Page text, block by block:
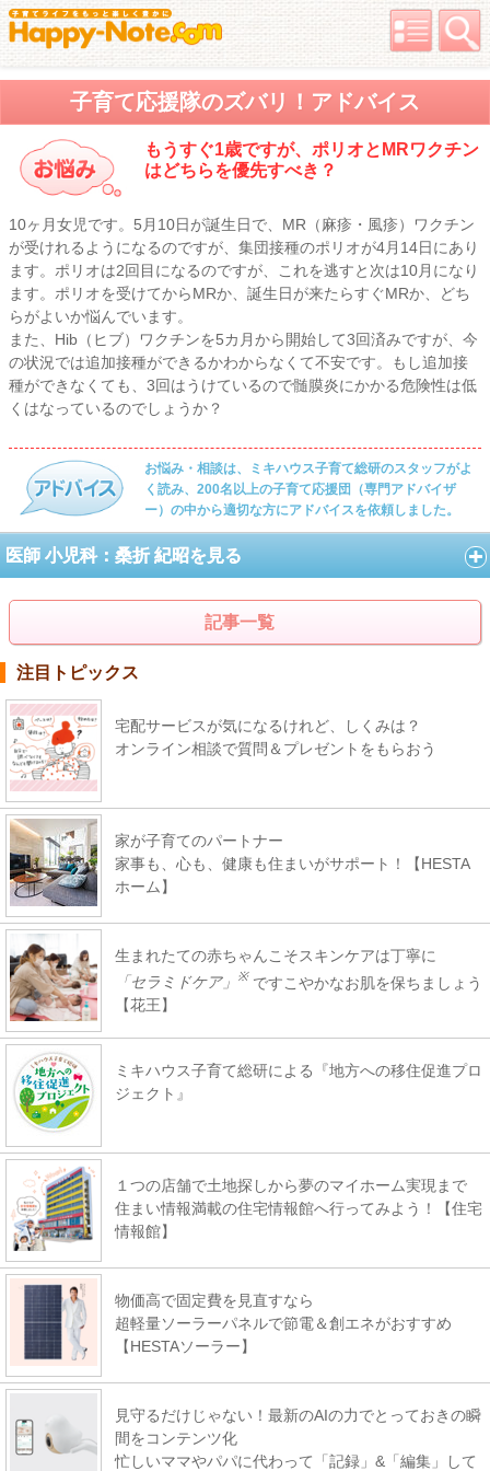
子育て応援隊のズバリ！アドバイス
もうすぐ1歳ですが、ポリオとMRワクチン
はどちらを優先すべき？
10ヶ月女児です。5月10日が誕生日で、MR（麻疹・風疹）ワクチン
が受けれるようになるのですが、集団接種のポリオが4月14日にあり
ます。ポリオは2回目になるのですが、これを逃すと次は10月になり
ます。ポリオを受けてからMRか、誕生日が来たらすぐMRか、どち
らがよいか悩んでいます。
また、Hib（ヒブ）ワクチンを5カ月から開始して3回済みですが、今
の状況では追加接種ができるかわからなくて不安です。もし追加接
種ができなくても、3回はうけているので髄膜炎にかかる危険性は低
くはなっているのでしょうか？
お悩み・相談は、ミキハウス子育て総研のスタッフがよ
く読み、200名以上の子育て応援団（専門アドバイザ
ー）の中から適切な方にアドバイスを依頼しました。
医師 小児科：桑折 紀昭を見る
記事一覧
注目トピックス
宅配サービスが気になるけれど、しくみは？
オンライン相談で質問＆プレゼントをもらおう
家が子育てのパートナー
家事も、心も、健康も住まいがサポート！【HESTA
ホーム】
生まれたての赤ちゃんこそスキンケアは丁寧に
「セラミドケア」
※ ですこやかなお肌を保ちましょう
【花王】
ミキハウス子育て総研による『地方への移住促進プロ
ジェクト』
１つの店舗で土地探しから夢のマイホーム実現まで
住まい情報満載の住宅情報館へ行ってみよう！【住宅
情報館】
物価高で固定費を見直すなら
超軽量ソーラーパネルで節電＆創エネがおすすめ
【HESTAソーラー】
見守るだけじゃない！最新のAIの力でとっておきの瞬
間をコンテンツ化
忙しいママやパパに代わって「記録」&「編集」して